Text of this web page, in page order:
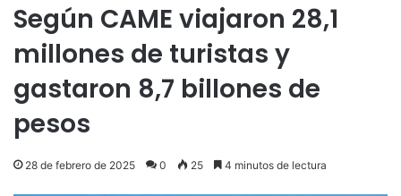
Según CAME viajaron 28,1
millones de turistas y
gastaron 8,7 billones de
pesos
28 de febrero de 2025 0 25 4 minutos de lectura